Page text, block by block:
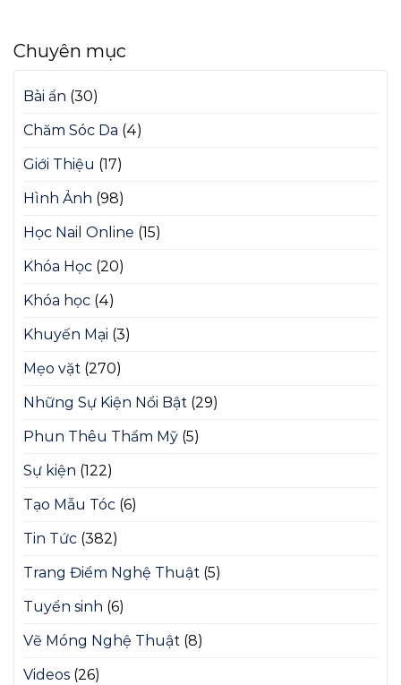
Chuyên mục
Bài ẩn (30)
Chăm Sóc Da (4)
Giới Thiệu (17)
Hình Ảnh (98)
Học Nail Online (15)
Khóa Học (20)
Khóa học (4)
Khuyến Mại (3)
Mẹo vặt (270)
Những Sự Kiện Nổi Bật (29)
Phun Thêu Thẩm Mỹ (5)
Sự kiện (122)
Tạo Mẫu Tóc (6)
Tin Tức (382)
Trang Điểm Nghệ Thuật (5)
Tuyển sinh (6)
Vẽ Móng Nghệ Thuật (8)
Videos (26)